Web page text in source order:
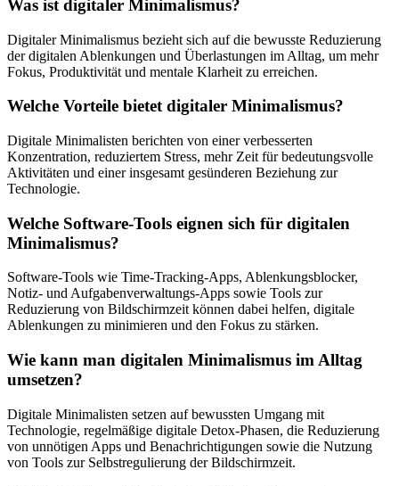
Was ist digitaler Minimalismus?
Digitaler Minimalismus bezieht sich auf die bewusste Reduzierung
der digitalen Ablenkungen und Überlastungen im Alltag, um mehr
Fokus, Produktivität und mentale Klarheit zu erreichen.
Welche Vorteile bietet digitaler Minimalismus?
Digitale Minimalisten berichten von einer verbesserten
Konzentration, reduziertem Stress, mehr Zeit für bedeutungsvolle
Aktivitäten und einer insgesamt gesünderen Beziehung zur
Technologie.
Welche Software-Tools eignen sich für digitalen
Minimalismus?
Software-Tools wie Time-Tracking-Apps, Ablenkungsblocker,
Notiz- und Aufgabenverwaltungs-Apps sowie Tools zur
Reduzierung von Bildschirmzeit können dabei helfen, digitale
Ablenkungen zu minimieren und den Fokus zu stärken.
Wie kann man digitalen Minimalismus im Alltag
umsetzen?
Digitale Minimalisten setzen auf bewussten Umgang mit
Technologie, regelmäßige digitale Detox-Phasen, die Reduzierung
von unnötigen Apps und Benachrichtigungen sowie die Nutzung
von Tools zur Selbstregulierung der Bildschirmzeit.